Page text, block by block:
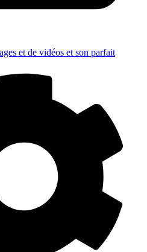
et de vidéos et son parfait